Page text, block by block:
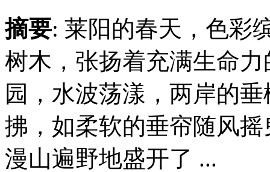
摘要: 莱阳的春天，色彩
树木，张扬着充满生命
园，水波荡漾，两岸的
拂，如柔软的垂帘随风
漫山遍野地盛开了 ...